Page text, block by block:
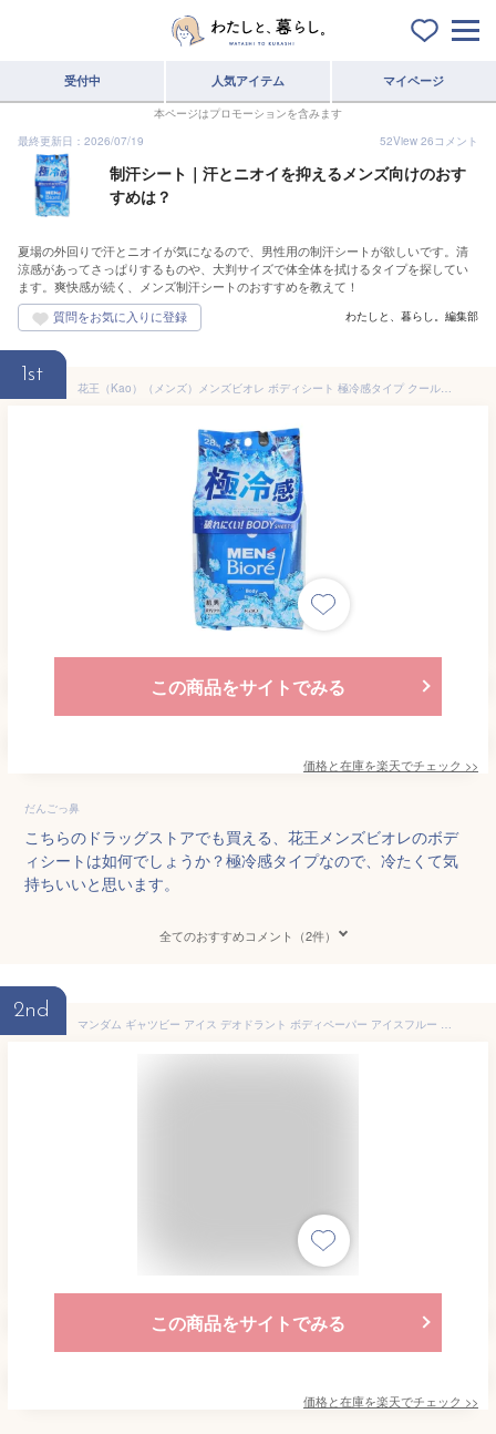
受付中 人気アイテム マイページ
本ページはプロモーションを含みます
最終更新日：2026/07/19
52View 26コメント
制汗シート｜汗とニオイを抑えるメンズ向けのおす
すめは？
夏場の外回りで汗とニオイが気になるので、男性用の制汗シートが欲しいです。清
涼感があってさっぱりするものや、大判サイズで体全体を拭けるタイプを探してい
ます。爽快感が続く、メンズ制汗シートのおすすめを教えて！
わたしと、暮らし。編集部
1st
花王（Kao）（メンズ）メンズビオレ ボディシート 極冷感タイプ クールオーシャンの香り 28枚入
この商品をサイトでみる
価格と在庫を楽天でチェック >>
だんごっ鼻
こちらのドラッグストアでも買える、花王メンズビオレのボデ
ィシートは如何でしょうか？極冷感タイプなので、冷たくて気
持ちいいと思います。
全てのおすすめコメント（2件）
2nd
マンダム ギャツビー アイス デオドラント ボディペーパー アイスフルー | ボディペーパー ボディシート 制汗シート ギャツビー マンダム メンズ 夏 汗対策 匂い対策 ひんやり 爽快 冷感 消臭 トラベル 旅行 暑さ対策
この商品をサイトでみる
価格と在庫を楽天でチェック >>